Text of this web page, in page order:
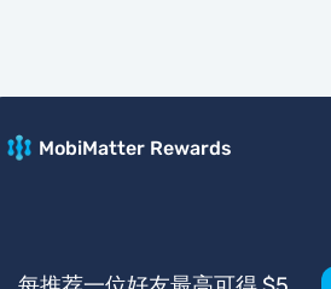
MobiMatter Rewards